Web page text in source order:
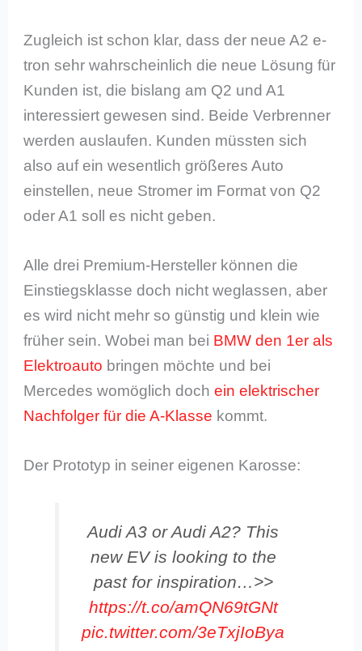
Zugleich ist schon klar, dass der neue A2 e-
tron sehr wahrscheinlich die neue Lösung für
Kunden ist, die bislang am Q2 und A1
interessiert gewesen sind. Beide Verbrenner
werden auslaufen. Kunden müssten sich
also auf ein wesentlich größeres Auto
einstellen, neue Stromer im Format von Q2
oder A1 soll es nicht geben.
Alle drei Premium-Hersteller können die
Einstiegsklasse doch nicht weglassen, aber
es wird nicht mehr so günstig und klein wie
früher sein. Wobei man bei BMW den 1er als
Elektroauto bringen möchte und bei
Mercedes womöglich dochein elektrischer
Nachfolger für die A-Klasse kommt.
Der Prototyp in seiner eigenen Karosse:
Audi A3 or Audi A2? This
new EV is looking to the
past for inspiration…>>
https://t.co/amQN69tGNt
pic.twitter.com/3eTxjIoBya